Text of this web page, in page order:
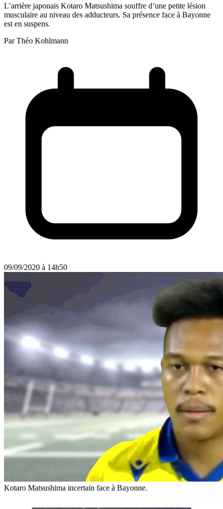
L’arrière japonais Kotaro Matsushima souffre d’une petite lésion
musculaire au niveau des adducteurs. Sa présence face à Bayonne
est en suspens.
Par Théo Kohlmann
09/09/2020 à 14h50
Kotaro Matsushima incertain face à Bayonne.